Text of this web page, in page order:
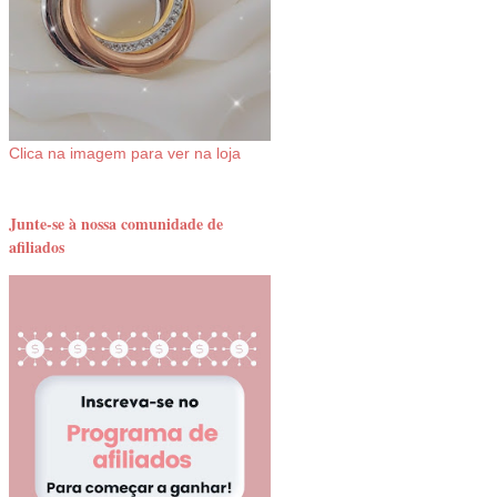
Clica na imagem para ver na loja
Junte-se à nossa comunidade de
afiliados